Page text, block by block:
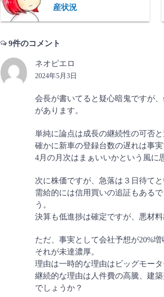
産状況
9件のコメント
ネオピエロ
2024年5月3日
会長が書いてると疑心暗鬼ですが
があります。
単純に論点は成長の継続性の可否
確かに新車の登録台数の遅れは事
4月の月次はまぁいいかという風に
次に株価ですが、急落は３日待てと
需給的には信用買いの追証もある
う。
決算も低進捗は確定ですが、悪材
ただ、事実として会社予想が20%増
それが未達濃厚。
理由は一時的な理由はビッグモータ
継続的な理由は人件費の高騰、建
でしょうか？